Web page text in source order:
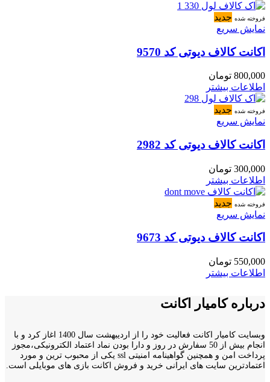
فروخته شده جدید
نمایش سریع
اکانت کالاف دیوتی کد 9570
800,000 تومان
اطلاعات بیشتر
فروخته شده جدید
نمایش سریع
اکانت کالاف دیوتی کد 2982
300,000 تومان
اطلاعات بیشتر
فروخته شده جدید
نمایش سریع
اکانت کالاف دیوتی کد 9673
550,000 تومان
اطلاعات بیشتر
درباره کامیار اکانت
وبسایت کامیار اکانت فعالیت خود را از اردیبهشت سال 1400 اغاز کرد و با
انجام بیش از 50 سفارش در روز و دارا بودن نماد اعتماد الکترونیکی،مجوز
پرداخت امن و همچنین گواهینامه امنیتی ssl یکی از محبوب ترین و مورد
اعتمادترین سایت های ایرانی خرید و فروش اکانت بازی های موبایلی است.